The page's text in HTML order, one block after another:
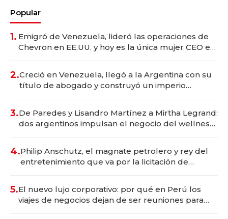
Popular
1. Emigró de Venezuela, lideró las operaciones de
Chevron en EE.UU. y hoy es la única mujer CEO en
2.Creció en Venezuela, llegó a la Argentina con su
título de abogado y construyó un imperio
3.De Paredes y Lisandro Martínez a Mirtha Legrand:
dos argentinos impulsan el negocio del wellness
4.Philip Anschutz, el magnate petrolero y rey del
entretenimiento que va por la licitación de
5.El nuevo lujo corporativo: por qué en Perú los
viajes de negocios dejan de ser reuniones para